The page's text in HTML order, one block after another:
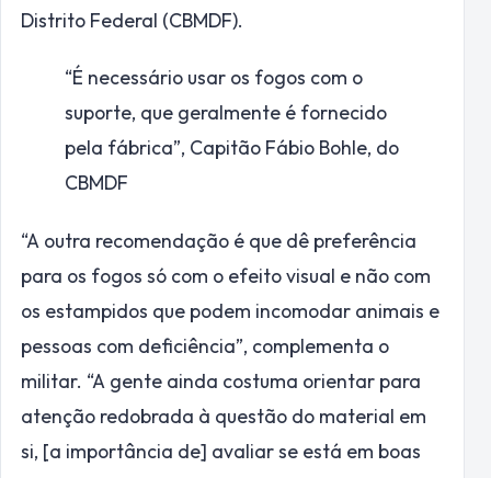
Distrito Federal (CBMDF).
“É necessário usar os fogos com o
suporte, que geralmente é fornecido
pela fábrica”, Capitão Fábio Bohle, do
CBMDF
“A outra recomendação é que dê preferência
para os fogos só com o efeito visual e não com
os estampidos que podem incomodar animais e
pessoas com deficiência”, complementa o
militar. “A gente ainda costuma orientar para
atenção redobrada à questão do material em
si, [a importância de] avaliar se está em boas